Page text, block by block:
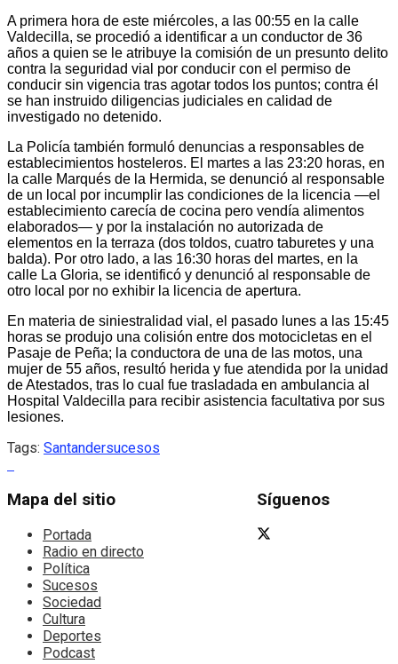
A primera hora de este miércoles, a las 00:55 en la calle
Valdecilla, se procedió a identificar a un conductor de 36
años a quien se le atribuye la comisión de un presunto delito
contra la seguridad vial por conducir con el permiso de
conducir sin vigencia tras agotar todos los puntos; contra él
se han instruido diligencias judiciales en calidad de
investigado no detenido.
La Policía también formuló denuncias a responsables de
establecimientos hosteleros. El martes a las 23:20 horas, en
la calle Marqués de la Hermida, se denunció al responsable
de un local por incumplir las condiciones de la licencia —el
establecimiento carecía de cocina pero vendía alimentos
elaborados— y por la instalación no autorizada de
elementos en la terraza (dos toldos, cuatro taburetes y una
balda). Por otro lado, a las 16:30 horas del martes, en la
calle La Gloria, se identificó y denunció al responsable de
otro local por no exhibir la licencia de apertura.
En materia de siniestralidad vial, el pasado lunes a las 15:45
horas se produjo una colisión entre dos motocicletas en el
Pasaje de Peña; la conductora de una de las motos, una
mujer de 55 años, resultó herida y fue atendida por la unidad
de Atestados, tras lo cual fue trasladada en ambulancia al
Hospital Valdecilla para recibir asistencia facultativa por sus
lesiones.
Tags: Santandersucesos
Mapa del sitio
Portada
Radio en directo
Política
Sucesos
Sociedad
Cultura
Deportes
Podcast
Síguenos